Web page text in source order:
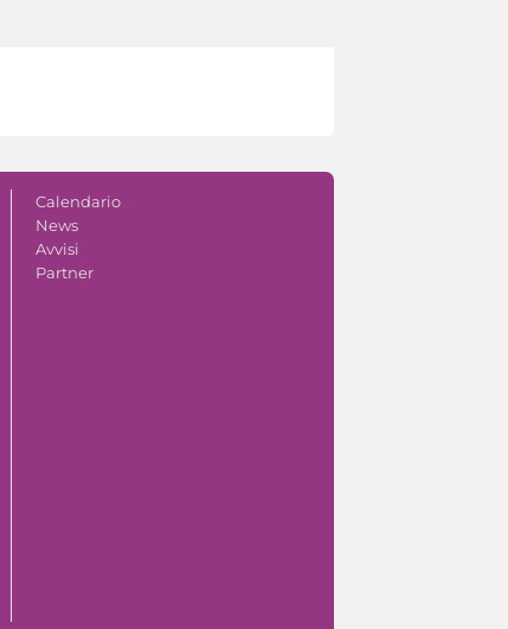
Calendario
News
Avvisi
Partner